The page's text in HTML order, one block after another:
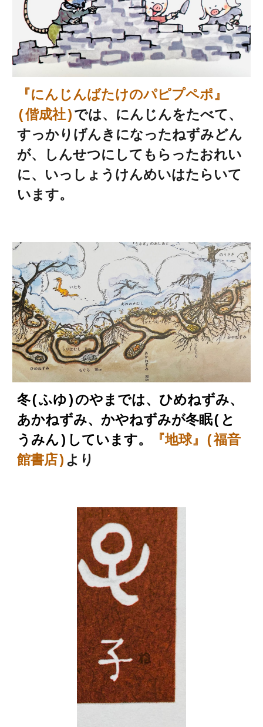
『にんじんばたけのパピプペポ』
(偕成社)では、にんじんをたべて、
すっかりげんきになったねずみどん
が、しんせつにしてもらったおれい
に、いっしょうけんめいはたらいて
います。
冬(ふゆ)のやまでは、ひめねずみ、
あかねずみ、かやねずみが冬眠(と
うみん)しています。
『地球』(福音
館書店) より